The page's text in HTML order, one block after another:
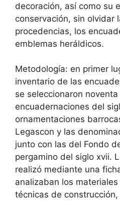
decoración, así como su
conservación, sin olvidar
procedencias, los
emblemas heráldicos.
Metodología: en primer
inventario de las
se seleccionaron
encuadernaciones del
ornamentaciones
Legascon y las
junto con las del Fondo
pergamino del siglo xvii.
realizó mediante una
analizaban los
técnicas de